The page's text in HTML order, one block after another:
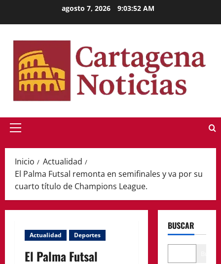
agosto 7, 2026 9:03:53 AM
Menú
Inicio
Actualidad
El Palma Futsal remonta en semifinales y va por su
cuarto título de Champions League.
Actualidad Deportes
El Palma Futsal
BUSCAR